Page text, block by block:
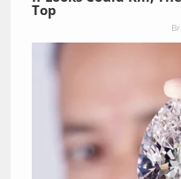
Top